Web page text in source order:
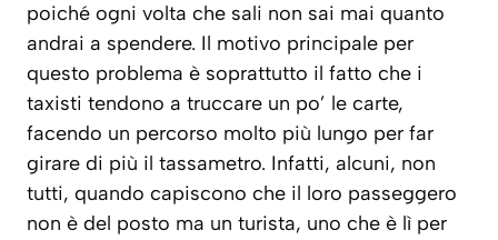
poiché ogni volta che sali non sai mai quanto
andrai a spendere. Il motivo principale per
questo problema è soprattutto il fatto che i
taxisti tendono a truccare un po’ le carte,
facendo un percorso molto più lungo per far
girare di più il tassametro. Infatti, alcuni, non
tutti, quando capiscono che il loro passeggero
non è del posto ma un turista, uno che è lì per